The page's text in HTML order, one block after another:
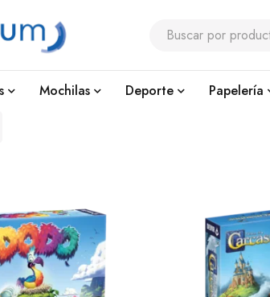
Mochilas Deporte Papelería